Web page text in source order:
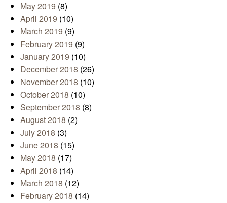
May 2019 (8)
April 2019 (10)
March 2019 (9)
February 2019 (9)
January 2019 (10)
December 2018 (26)
November 2018 (10)
October 2018 (10)
September 2018 (8)
August 2018 (2)
July 2018 (3)
June 2018 (15)
May 2018 (17)
April 2018 (14)
March 2018 (12)
February 2018 (14)